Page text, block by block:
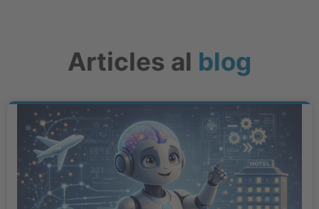
Articles al blog